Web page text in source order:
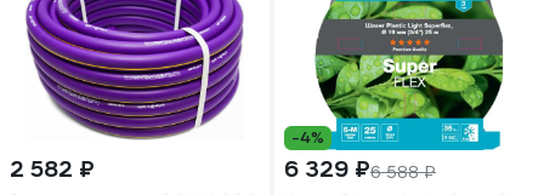
2 582 ₽
-4%
6 329 ₽6 588 ₽